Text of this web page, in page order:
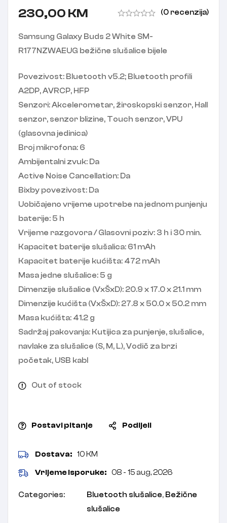
230,00 KM (0 recenzija)
Samsung Galaxy Buds 2 White SM-
R177NZWAEUG bežične slušalice bijele
Povezivost: Bluetooth v5.2; Bluetooth profili
A2DP, AVRCP, HFP
Senzori: Akcelerometar, žiroskopski senzor, Hall
senzor, senzor blizine, Touch senzor, VPU
(glasovna jedinica)
Broj mikrofona: 6
Ambijentalni zvuk: Da
Active Noise Cancellation: Da
Bixby povezivost: Da
Uobičajeno vrijeme upotrebe na jednom punjenju
baterije: 5 h
Vrijeme razgovora / Glasovni poziv: 3 h i 30 min.
Kapacitet baterije slušalica: 61 mAh
Kapacitet baterije kućišta: 472 mAh
Masa jedne slušalice: 5 g
Dimenzije slušalice (VxŠxD): 20.9 x 17.0 x 21.1 mm
Dimenzije kućišta (VxŠxD): 27.8 x 50.0 x 50.2 mm
Masa kućišta: 41.2 g
Sadržaj pakovanja: Kutijica za punjenje, slušalice,
navlake za slušalice (S, M, L), Vodič za brzi
početak, USB kabl
Out of stock
Postavi pitanje Podijeli
Dostava: 10 KM
Vrijeme isporuke: 08 - 15 aug, 2026
Categories: Bluetooth slušalice, Bežične
slušalice